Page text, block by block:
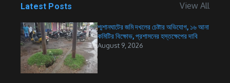
Latest Posts View All
শ্মশানঘাটের জমি দখলের চেষ্টার অভিযোগ, ১৬ আনা
কমিটির বিক্ষোভ, প্রশাসনের হস্তক্ষেপের দাবি
August 9, 2026